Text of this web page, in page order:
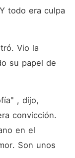
todo era culpa
Vio la
su papel de
convicción.
en el
Son unos